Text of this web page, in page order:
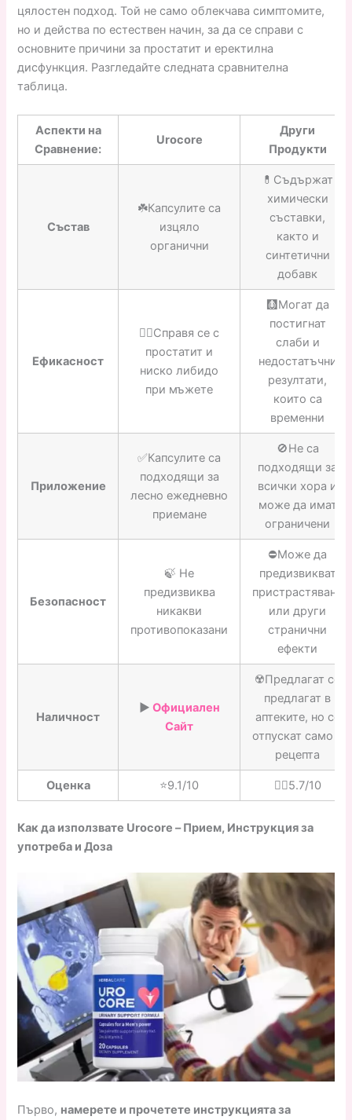
цялостен подход. Той не само облекчава симптомите,
но и действа по естествен начин, за да се справи с
основните причини за простатит и еректилна
дисфункция. Разгледайте следната сравнителна
таблица.
Аспекти на
Сравнение:
Urocore
Други
Продукти
Състав
☘️Капсулите са
изцяло
органични
💊Съдържат
химически
съставки,
както и
синтетични
добавк
Ефикасност
👍🏼Справя се с
простатит и
ниско либидо
при мъжете
🩻Могат да
постигнат
слаби и
недостатъчни
резултати,
които са
временни
Приложение
✅Капсулите са
подходящи за
лесно ежедневно
приемане
🚫Не са
подходящи за
всички хора и
може да имат
ограничени
Безопасност
🍃 Не
предизвиква
никакви
противопоказани
⛔️Може да
предизвикват
пристрастяване
или други
странични
ефекти
Наличност
▶️ Официален
Сайт
☢️Предлагат се
предлагат в
аптеките, но се
отпускат само с
рецепта
Оценка ⭐️9.1/10 👎🏼5.7/10
Как да използвате Urocore – Прием, Инструкция за
употреба и Доза
Първо, намерете и прочетете инструкцията за